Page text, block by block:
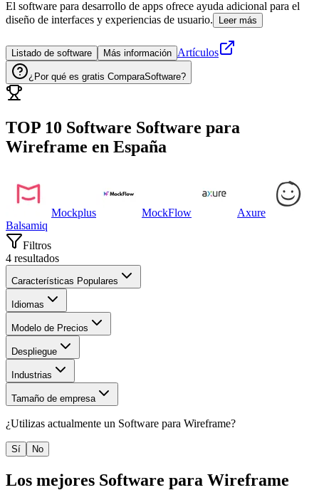
El software para desarrollo de apps ofrece ayuda adicional para el
diseño de interfaces y experiencias de usuario.
Leer más
Listado de software Más información Artículos
¿Por qué es gratis ComparaSoftware?
TOP 10 Software Software para
Wireframe en España
Mockplus MockFlow
Axure
Balsamiq
Filtros
4 resultados
Características Populares
Idiomas
Modelo de Precios
Despliegue
Industrias
Tamaño de empresa
¿Utilizas actualmente un Software para Wireframe?
Sí No
Los mejores Software para Wireframe